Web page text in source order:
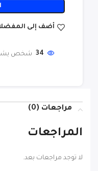
أضف إلى
34 شخص
مراجعات (0)
المراجعات
لا توجد مراجعات بعد.